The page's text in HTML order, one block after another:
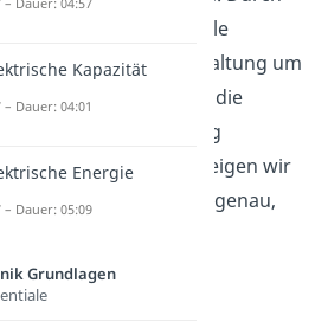
der Ersatzquelle
sich deine Schaltung um
Vielfaches, dadurch ist die
Berechnung
Im Folgenden zeigen wir
anhand eines Beispiels genau,
Kapazität
– Dauer: 04:01
Energie
– Dauer: 05:09
Grundlagen